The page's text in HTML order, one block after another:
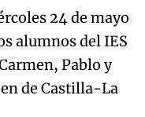
de Castilla-La
again later.
Clara y